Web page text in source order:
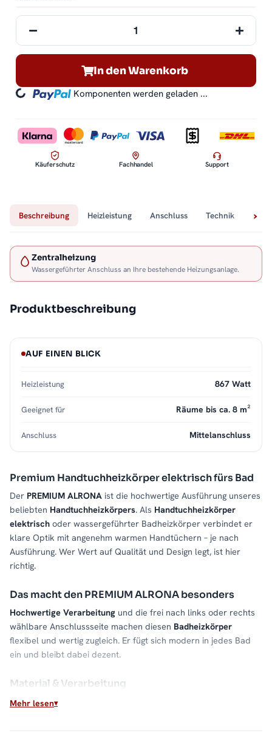
In den Warenkorb
Loading... Komponenten werden geladen ...
Käuferschutz Fachhandel Support
Beschreibung Heizleistung Anschluss Technik
Zentralheizung
Wassergeführter Anschluss an Ihre bestehende Heizungsanlage.
Produktbeschreibung
Premium Handtuchheizkörper elektrisch fürs Bad
Der PREMIUM ALRONA ist die hochwertige Ausführung unseres
beliebten Handtuchheizkörpers. Als Handtuchheizkörper
elektrisch oder wassergeführter Badheizkörper verbindet er
klare Optik mit angenehm warmen Handtüchern – je nach
Ausführung. Wer Wert auf Qualität und Design legt, ist hier
richtig.
Das macht den PREMIUM ALRONA besonders
Hochwertige Verarbeitung und die frei nach links oder rechts
wählbare Anschlussseite machen diesen Badheizkörper
flexibel und wertig zugleich. Er fügt sich modern in jedes Bad
ein und bleibt dabei dezent.
Material & Verarbeitung
Sorgfältig verarbeiteter
AUF EINEN BLICK
Heizleistung 867 Watt
Geeignet für Räume bis ca. 8 m²
Anschluss Mittelanschluss
Mehr lesen